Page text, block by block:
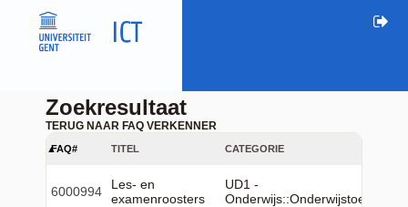
Zoekresultaat
TERUG NAAR FAQ VERKENNER
FAQ# TITEL CATEGORIE
6000994
Les- en
examenroosters
UD1 -